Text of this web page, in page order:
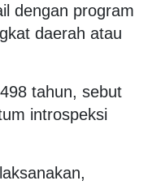
dengan program
daerah atau
tahun, sebut
introspeksi